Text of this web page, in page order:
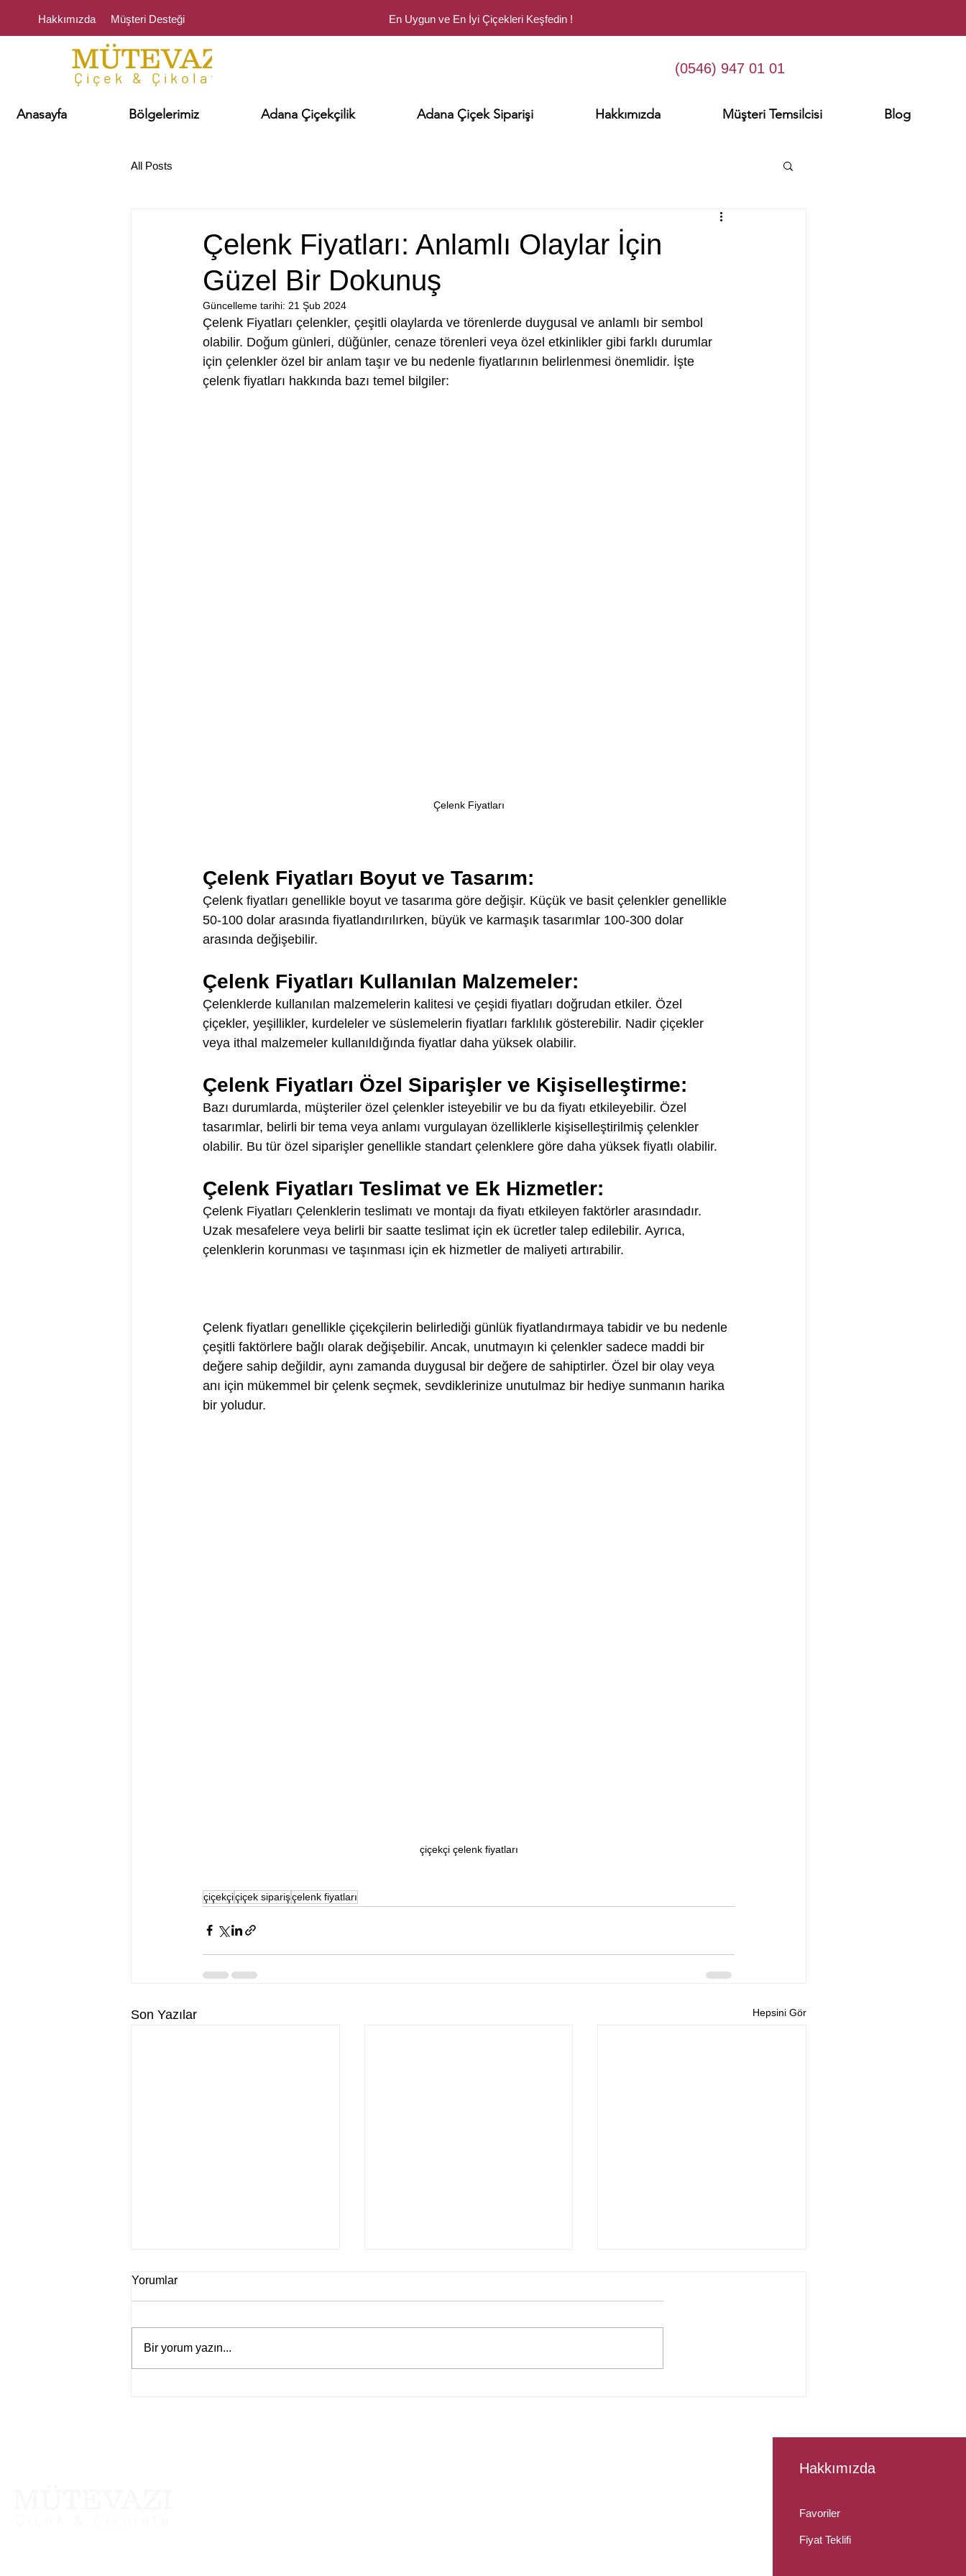
Hakkımızda Müşteri Desteği En Uygun ve En İyi Çiçekleri Keşfedin !
MÜTEVAZI
Çiçek & Çikolata
(0546) 947 01 01
Anasayfa Bölgelerimiz Adana Çiçekçilik Adana Çiçek Siparişi Hakkımızda Müşteri Temsilcisi Blog
All Posts
Çelenk Fiyatları: Anlamlı Olaylar İçin
Güzel Bir Dokunuş
Güncelleme tarihi: 21 Şub 2024
Çelenk Fiyatları çelenkler, çeşitli olaylarda ve törenlerde duygusal ve anlamlı bir sembol
olabilir. Doğum günleri, düğünler, cenaze törenleri veya özel etkinlikler gibi farklı durumlar
için çelenkler özel bir anlam taşır ve bu nedenle fiyatlarının belirlenmesi önemlidir. İşte
çelenk fiyatları hakkında bazı temel bilgiler:
Çelenk Fiyatları
Çelenk Fiyatları Boyut ve Tasarım:
Çelenk fiyatları genellikle boyut ve tasarıma göre değişir. Küçük ve basit çelenkler genellikle
50-100 dolar arasında fiyatlandırılırken, büyük ve karmaşık tasarımlar 100-300 dolar
arasında değişebilir.
Çelenk Fiyatları Kullanılan Malzemeler:
Çelenklerde kullanılan malzemelerin kalitesi ve çeşidi fiyatları doğrudan etkiler. Özel
çiçekler, yeşillikler, kurdeleler ve süslemelerin fiyatları farklılık gösterebilir. Nadir çiçekler
veya ithal malzemeler kullanıldığında fiyatlar daha yüksek olabilir.
Çelenk Fiyatları Özel Siparişler ve Kişiselleştirme:
Bazı durumlarda, müşteriler özel çelenkler isteyebilir ve bu da fiyatı etkileyebilir. Özel
tasarımlar, belirli bir tema veya anlamı vurgulayan özelliklerle kişiselleştirilmiş çelenkler
olabilir. Bu tür özel siparişler genellikle standart çelenklere göre daha yüksek fiyatlı olabilir.
Çelenk Fiyatları Teslimat ve Ek Hizmetler:
Çelenk Fiyatları Çelenklerin teslimatı ve montajı da fiyatı etkileyen faktörler arasındadır.
Uzak mesafelere veya belirli bir saatte teslimat için ek ücretler talep edilebilir. Ayrıca,
çelenklerin korunması ve taşınması için ek hizmetler de maliyeti artırabilir.
Çelenk fiyatları genellikle çiçekçilerin belirlediği günlük fiyatlandırmaya tabidir ve bu nedenle
çeşitli faktörlere bağlı olarak değişebilir. Ancak, unutmayın ki çelenkler sadece maddi bir
değere sahip değildir, aynı zamanda duygusal bir değere de sahiptirler. Özel bir olay veya
anı için mükemmel bir çelenk seçmek, sevdiklerinize unutulmaz bir hediye sunmanın harika
bir yoludur.
çiçekçi çelenk fiyatları
çiçekçiçiçek siparişçelenk fiyatları
Son Yazılar Hepsini Gör
Yorumlar
Bir yorum yazın...
Hakkımızda
Favoriler
Fiyat Teklifi